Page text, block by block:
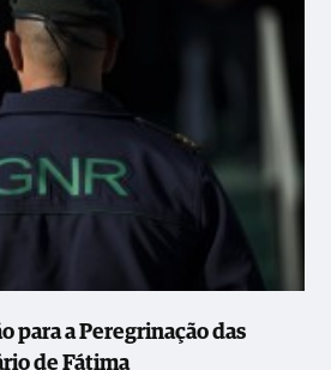
para a Peregrinação das
de Fátima